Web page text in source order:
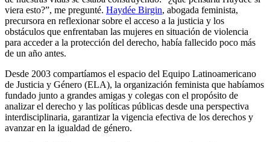
viera esto?”, me pregunté. Haydée Birgin, abogada feminista,
precursora en reflexionar sobre el acceso a la justicia y los
obstáculos que enfrentaban las mujeres en situación de violencia
para acceder a la protección del derecho, había fallecido poco más
de un año antes.
Desde 2003 compartíamos el espacio del Equipo Latinoamericano
de Justicia y Género (ELA), la organización feminista que habíamos
fundado junto a grandes amigas y colegas con el propósito de
analizar el derecho y las políticas públicas desde una perspectiva
interdisciplinaria, garantizar la vigencia efectiva de los derechos y
avanzar en la igualdad de género.